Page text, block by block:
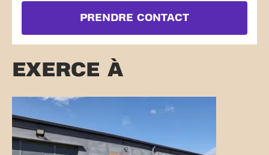
PRENDRE CONTACT
EXERCE À